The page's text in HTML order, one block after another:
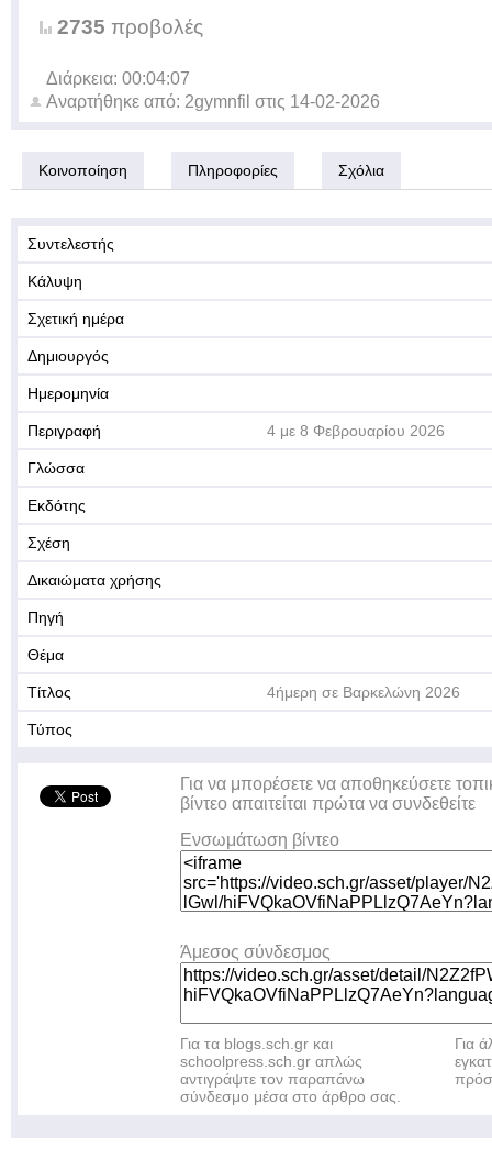
2735 προβολές
Διάρκεια: 00:04:07
Αναρτήθηκε από: 2gymnfil στις 14-02-2026
Κοινοποίηση Πληροφορίες Σχόλια
Συντελεστής
Κάλυψη
Σχετική ημέρα
Δημιουργός
Ημερομηνία
Περιγραφή 4 με 8 Φεβρουαρίου 2026
Γλώσσα
Εκδότης
Σχέση
Δικαιώματα χρήσης
Πηγή
Θέμα
Τίτλος 4ήμερη σε Βαρκελώνη 2026
Τύπος
Για να μπορέσετε να αποθηκεύσετε
βίντεο απαιτείται πρώτα να συνδεθείτε
Ενσωμάτωση βίντεο
Άμεσος σύνδεσμος
Για τα blogs.sch.gr και
schoolpress.sch.gr απλώς
αντιγράψτε τον παραπάνω
σύνδεσμο μέσα στο άρθρο σας.
Για